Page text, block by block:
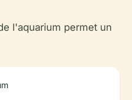
l'aquarium permet un